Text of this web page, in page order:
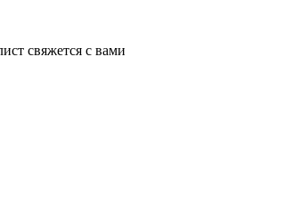
свяжется с вами